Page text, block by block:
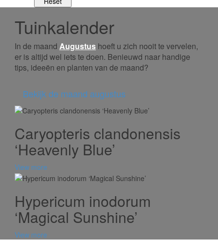
Tuinkalender
In de maand Augustus hoeft u zich nooit te vervelen,
er is altijd wel iets te doen. Benieuwd naar handige
tips, ideeën en planten van de maand?
Bekijk de maand augustus
Caryopteris clandonensis
‘Heavenly Blue’
View more
Hypericum inodorum
‘Magical Sunshine’
View more